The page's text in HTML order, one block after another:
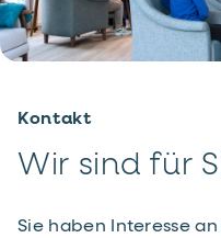
Kontakt
Wir sind für
Sie haben Interesse